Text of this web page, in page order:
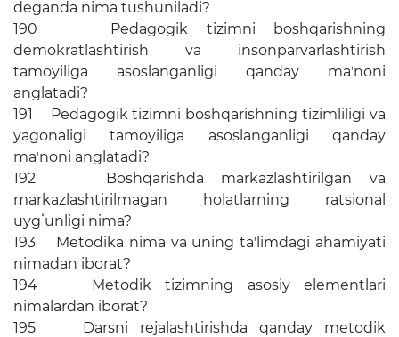
deganda nima tushuniladi?
190 Pedagogik tizimni boshqarishning
demokratlashtirish va insonparvarlashtirish
tamoyiliga asoslanganligi qanday maʼnoni
anglatadi?
191 Pedagogik tizimni boshqarishning tizimliligi va
yagonaligi tamoyiliga asoslanganligi qanday
maʼnoni anglatadi?
192 Boshqarishda markazlashtirilgan va
markazlashtirilmagan holatlarning ratsional
uygʻunligi nima?
193 Metodika nima va uning taʼlimdagi ahamiyati
nimadan iborat?
194 Metodik tizimning asosiy elementlari
nimalardan iborat?
195 Darsni rejalashtirishda qanday metodik